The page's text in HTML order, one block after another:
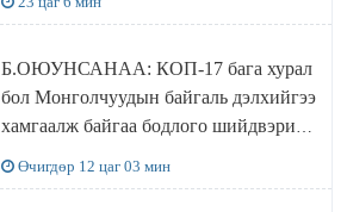
Б.ОЮУНСАНАА: КОП-17 бага хурал
бол Монголчуудын байгаль дэлхийгээ
хамгаалж байгаа бодлого шийдвэрийг
Өчигдөр 12 цаг 03 мин